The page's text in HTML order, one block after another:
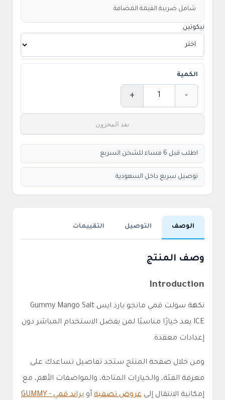
شامل ضريبة القيمة المضافة
نيكوتين
الكمية
-
+
نفد المخزون
اطلب قبل 6 مساء للشحن السريع
توصيل سريع داخل السعودية
الوصف التوصيل التقييمات
وصف المنتج
Introduction
نكهة سولت قمي مانجو بارد ايس Gummy Mango Salt
ICE يعد خيارًا مناسبًا لمن يفضل الاستخدام المباشر دون
إعدادات معقدة.
ومن خلال صفحة المنتج ستجد تفاصيل تساعدك على
معرفة الفئة، والخيارات المتاحة، والمواصفات الأهم، مع
إمكانية الانتقال إلى عروض تصفية أو براند قمي - GUMMY